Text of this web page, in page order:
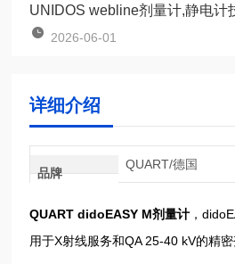
UNIDOS webline剂量计,静电计
2026-06-01
详细介绍
品牌
QUART/德国
QUART didoEASY M剂量计 ，
用于X射线服务和QA 25-40 kV的精